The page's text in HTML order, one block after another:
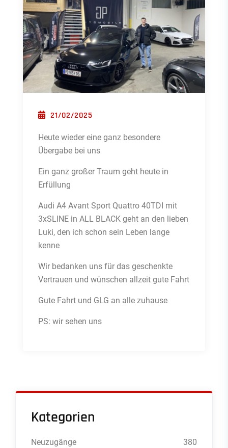
POSTED ON
21/02/2025
Heute wieder eine ganz besondere
Übergabe bei uns
Ein ganz großer Traum geht heute in
Erfüllung
Audi A4 Avant Sport Quattro 40TDI mit
3xSLINE in ALL BLACK geht an den lieben
Luki, den ich schon sein Leben lange
kenne
Wir bedanken uns für das geschenkte
Vertrauen und wünschen allzeit gute Fahrt
Gute Fahrt und GLG an alle zuhause
PS: wir sehen uns
Kategorien
Neuzugänge 380